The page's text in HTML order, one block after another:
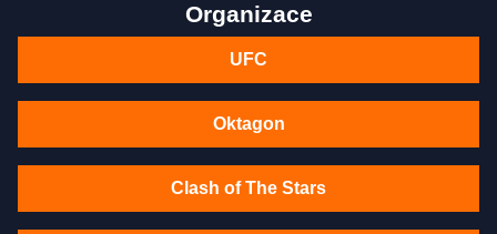
Organizace
UFC
Oktagon
Clash of The Stars